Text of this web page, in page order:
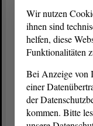
Gemeinsame
Außerdem fordern
Bundesländer im
Zukunftskonferenz.
Halbjahr 2020 soll
den Fokus der
hätten einen
Wir nutzen
ihnen sind
helfen, diese
Funktionalitäten
Bei Anzeige von
einer
der
kommen. Bitte